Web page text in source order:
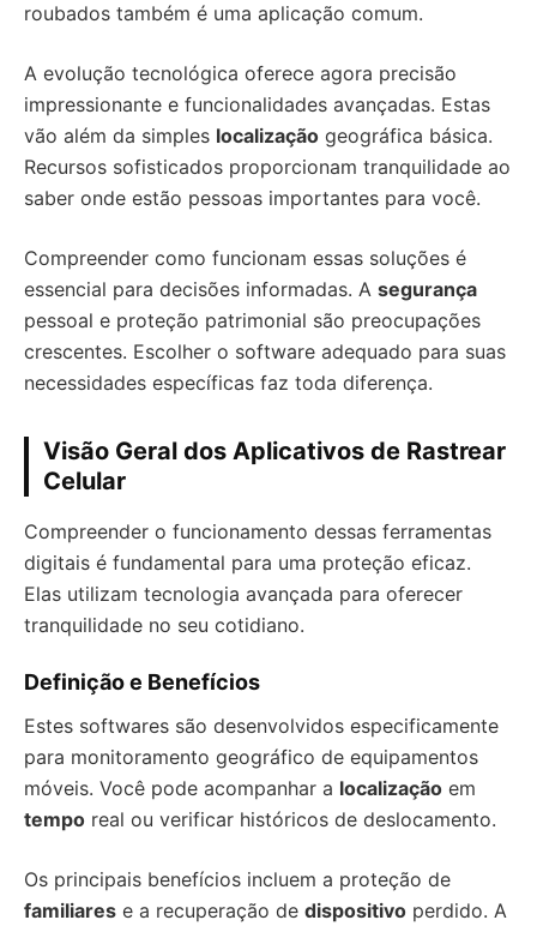
roubados também é uma aplicação comum.
A evolução tecnológica oferece agora precisão
impressionante e funcionalidades avançadas. Estas
vão além da simples localização geográfica básica.
Recursos sofisticados proporcionam tranquilidade ao
saber onde estão pessoas importantes para você.
Compreender como funcionam essas soluções é
essencial para decisões informadas. A segurança
pessoal e proteção patrimonial são preocupações
crescentes. Escolher o software adequado para suas
necessidades específicas faz toda diferença.
Visão Geral dos Aplicativos de Rastrear
Celular
Compreender o funcionamento dessas ferramentas
digitais é fundamental para uma proteção eficaz.
Elas utilizam tecnologia avançada para oferecer
tranquilidade no seu cotidiano.
Definição e Benefícios
Estes softwares são desenvolvidos especificamente
para monitoramento geográfico de equipamentos
móveis. Você pode acompanhar a localização em
tempo real ou verificar históricos de deslocamento.
Os principais benefícios incluem a proteção de
familiares e a recuperação de dispositivo perdido. A